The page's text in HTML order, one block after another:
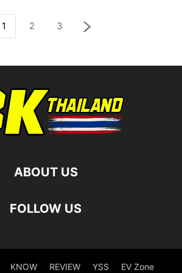
1 2 3
ABOUT US
FOLLOW US
KNOW REVIEW YSS EV Zone